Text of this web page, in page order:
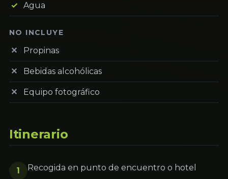
Agua
NO INCLUYE
Propinas
Bebidas alcohólicas
Equipo fotográfico
Itinerario
1 Recogida en punto de encuentro o hotel